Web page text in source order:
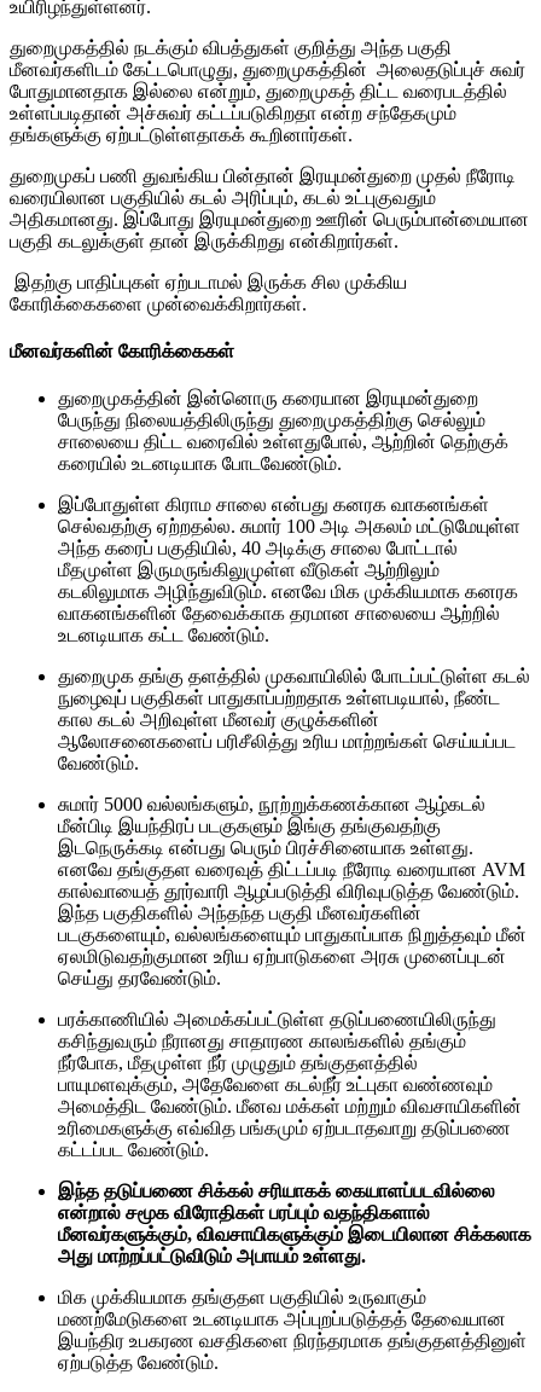
உயிரிழந்துள்ளனர்.
துறைமுகத்தில் நடக்கும் விபத்துகள் குறித்து அந்த பகுதி
மீனவர்களிடம் கேட்டபொழுது, துறைமுகத்தின் அலைதடுப்புச் சுவர்
போதுமானதாக இல்லை என்றும், துறைமுகத் திட்ட வரைபடத்தில்
உள்ளப்படிதான் அச்சுவர் கட்டப்படுகிறதா என்ற சந்தேகமும்
தங்களுக்கு ஏற்பட்டுள்ளதாகக் கூறினார்கள்.
துறைமுகப் பணி துவங்கிய பின்தான் இரயுமன்துறை முதல் நீரோடி
வரையிலான பகுதியில் கடல் அரிப்பும், கடல் உட்புகுவதும்
அதிகமானது. இப்போது இரயுமன்துறை ஊரின் பெரும்பான்மையான
பகுதி கடலுக்குள் தான் இருக்கிறது என்கிறார்கள்.
இதற்கு பாதிப்புகள் ஏற்படாமல் இருக்க சில முக்கிய
கோரிக்கைகளை முன்வைக்கிறார்கள்.
மீனவர்களின் கோரிக்கைகள்
துறைமுகத்தின் இன்னொரு கரையான இரயுமன்துறை
பேருந்து நிலையத்திலிருந்து துறைமுகத்திற்கு செல்லும்
சாலையை திட்ட வரைவில் உள்ளதுபோல், ஆற்றின் தெற்குக்
கரையில் உடனடியாக போடவேண்டும்.
இப்போதுள்ள கிராம சாலை என்பது கனரக வாகனங்கள்
செல்வதற்கு ஏற்றதல்ல. சுமார் 100 அடி அகலம் மட்டுமேயுள்ள
அந்த கரைப் பகுதியில், 40 அடிக்கு சாலை போட்டால்
மீதமுள்ள இருமருங்கிலுமுள்ள வீடுகள் ஆற்றிலும்
கடலிலுமாக அழிந்துவிடும். எனவே மிக முக்கியமாக கனரக
வாகனங்களின் தேவைக்காக தரமான சாலையை ஆற்றில்
உடனடியாக கட்ட வேண்டும்.
துறைமுக தங்கு தளத்தில் முகவாயிலில் போடப்பட்டுள்ள கடல்
நுழைவுப் பகுதிகள் பாதுகாப்பற்றதாக உள்ளபடியால், நீண்ட
கால கடல் அறிவுள்ள மீனவர் குழுக்களின்
ஆலோசனைகளைப் பரிசீலித்து உரிய மாற்றங்கள் செய்யப்பட
வேண்டும்.
சுமார் 5000 வல்லங்களும், நூற்றுக்கணக்கான ஆழ்கடல்
மீன்பிடி இயந்திரப் படகுகளும் இங்கு தங்குவதற்கு
இடநெருக்கடி என்பது பெரும் பிரச்சினையாக உள்ளது.
எனவே தங்குதள வரைவுத் திட்டப்படி நீரோடி வரையான AVM
கால்வாயைத் தூர்வாரி ஆழப்படுத்தி விரிவுபடுத்த வேண்டும்.
இந்த பகுதிகளில் அந்தந்த பகுதி மீனவர்களின்
படகுகளையும், வல்லங்களையும் பாதுகாப்பாக நிறுத்தவும் மீன்
ஏலமிடுவதற்குமான உரிய ஏற்பாடுகளை அரசு முனைப்புடன்
செய்து தரவேண்டும்.
பரக்காணியில் அமைக்கப்பட்டுள்ள தடுப்பணையிலிருந்து
கசிந்துவரும் நீரானது சாதாரண காலங்களில் தங்கும்
நீர்போக, மீதமுள்ள நீர் முழுதும் தங்குதளத்தில்
பாயுமளவுக்கும், அதேவேளை கடல்நீர் உட்புகா வண்ணவும்
அமைத்திட வேண்டும். மீனவ மக்கள் மற்றும் விவசாயிகளின்
உரிமைகளுக்கு எவ்வித பங்கமும் ஏற்படாதவாறு தடுப்பணை
கட்டப்பட வேண்டும்.
இந்த தடுப்பணை சிக்கல் சரியாகக் கையாளப்படவில்லை
என்றால் சமூக விரோதிகள் பரப்பும் வதந்திகளால்
மீனவர்களுக்கும், விவசாயிகளுக்கும் இடையிலான சிக்கலாக
அது மாற்றப்பட்டுவிடும் அபாயம் உள்ளது.
மிக முக்கியமாக தங்குதள பகுதியில் உருவாகும்
மணற்மேடுகளை உடனடியாக அப்புறப்படுத்தத் தேவையான
இயந்திர உபகரண வசதிகளை நிரந்தரமாக தங்குதளத்தினுள்
ஏற்படுத்த வேண்டும்.